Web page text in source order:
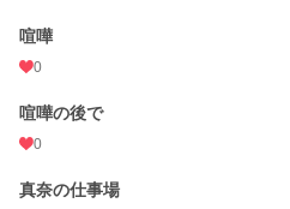
更新日時
喧嘩
0
喧嘩の後で
0
真奈の仕事場